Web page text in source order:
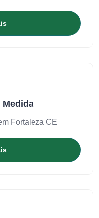
Medida
Fortaleza CE